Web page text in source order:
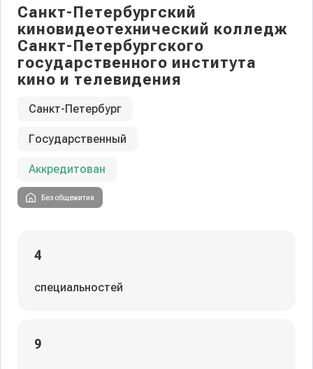
Санкт-Петербургский
киновидеотехнический колледж
Санкт-Петербургского
государственного института
кино и телевидения
Санкт-Петербург
Государственный
Аккредитован
Без общежития
4
специальностей
9